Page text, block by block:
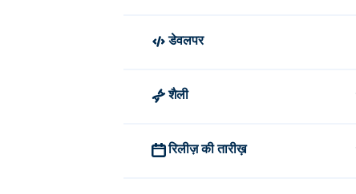
डेवलपर
शैली
रिलीज़ की तारीख़